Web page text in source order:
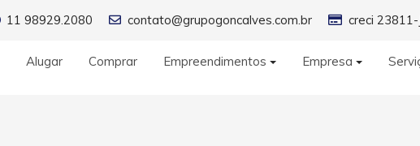
11 98929.2080 contato@grupogoncalves.com.br creci 23811-
Alugar Comprar Empreendimentos Empresa